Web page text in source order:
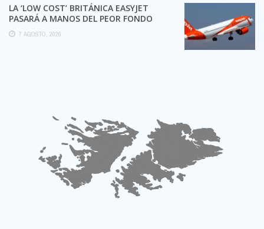
LA ‘LOW COST’ BRITÁNICA EASYJET
PASARÁ A MANOS DEL PEOR FONDO
POSIBLE:
7 AGOSTO, 2026